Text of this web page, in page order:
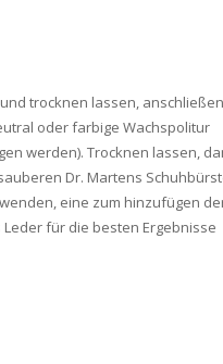
trocknen lassen,
oder farbige Wachspolitur
werden). Trocknen lassen,
Dr. Martens
eine zum hinzufügen
für die besten Ergebnisse